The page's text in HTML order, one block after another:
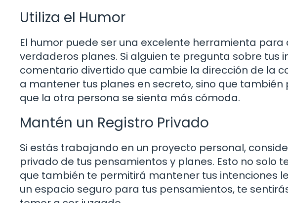
Utiliza el Humor
El humor puede ser una excelente herramienta
verdaderos planes. Si alguien te pregunta sobre tus
comentario divertido que cambie la dirección de la
a mantener tus planes en secreto, sino que
que la otra persona se sienta más cómoda.
Mantén un Registro Privado
Si estás trabajando en un proyecto personal,
privado de tus pensamientos y planes. Esto no solo
que también te permitirá mantener tus intenciones
un espacio seguro para tus pensamientos, te